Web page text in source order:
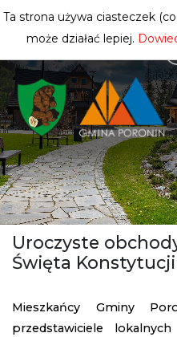
Uroczyste
Święta Konstytucji
Mieszkańcy Gminy
przedstawiciele
Ta strona używa ciasteczek
może działać lepiej.